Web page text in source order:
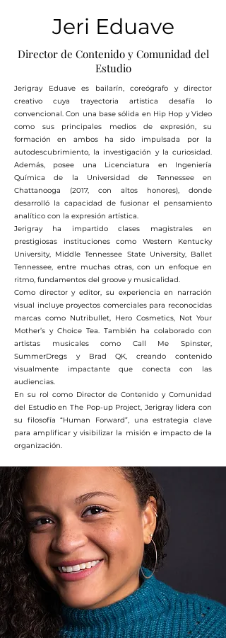
Jeri Eduave
Director de Contenido y Comunidad del
Estudio
Jerigray Eduave es bailarín, coreógrafo y director
creativo cuya trayectoria artística desafía lo
convencional. Con una base sólida en Hip Hop y Video
como sus principales medios de expresión, su
formación en ambos ha sido impulsada por la
autodescubrimiento, la investigación y la curiosidad.
Además, posee una Licenciatura en Ingeniería
Química de la Universidad de Tennessee en
Chattanooga (2017, con altos honores), donde
desarrolló la capacidad de fusionar el pensamiento
analítico con la expresión artística.
Jerigray ha impartido clases magistrales en
prestigiosas instituciones como Western Kentucky
University, Middle Tennessee State University, Ballet
Tennessee, entre muchas otras, con un enfoque en
ritmo, fundamentos del groove y musicalidad.
Como director y editor, su experiencia en narración
visual incluye proyectos comerciales para reconocidas
marcas como Nutribullet, Hero Cosmetics, Not Your
Mother’s y Choice Tea. También ha colaborado con
artistas musicales como Call Me Spinster,
SummerDregs y Brad QK, creando contenido
visualmente impactante que conecta con las
audiencias.
En su rol como Director de Contenido y Comunidad
del Estudio en The Pop-up Project, Jerigray lidera con
su filosofía “Human Forward”, una estrategia clave
para amplificar y visibilizar la misión e impacto de la
organización.